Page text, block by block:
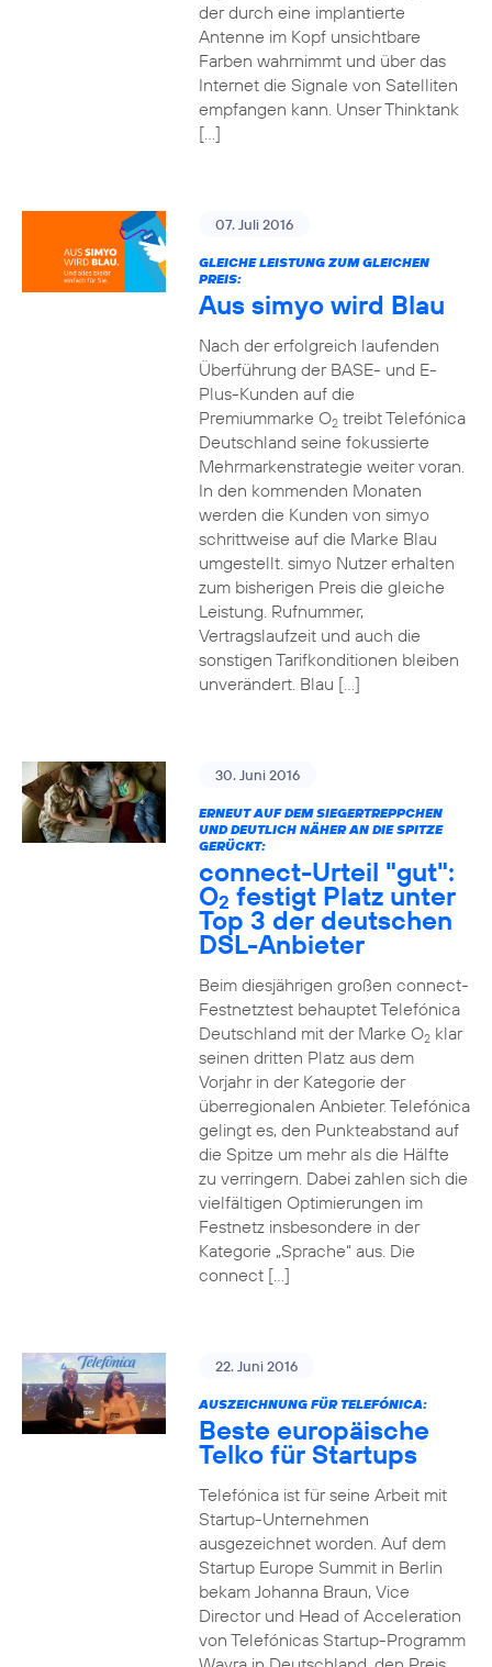
der durch eine implantierte
Antenne im Kopf unsichtbare
Farben wahrnimmt und über das
Internet die Signale von Satelliten
empfangen kann. Unser Thinktank
[…]
07. Juli 2016
GLEICHE LEISTUNG ZUM GLEICHEN
PREIS:
Aus simyo wird Blau
Nach der erfolgreich laufenden
Überführung der BASE- und E-
Plus-Kunden auf die
Premiummarke O2treibt Telefónica
Deutschland seine fokussierte
Mehrmarkenstrategie weiter voran.
In den kommenden Monaten
werden die Kunden von simyo
schrittweise auf die Marke Blau
umgestellt. simyo Nutzer erhalten
zum bisherigen Preis die gleiche
Leistung. Rufnummer,
Vertragslaufzeit und auch die
sonstigen Tarifkonditionen bleiben
unverändert. Blau […]
30. Juni 2016
ERNEUT AUF DEM SIEGERTREPPCHEN
UND DEUTLICH NÄHER AN DIE SPITZE
GERÜCKT:
connect-Urteil "gut":
O2 festigt Platz unter
Top 3 der deutschen
DSL-Anbieter
Beim diesjährigen großen connect-
Festnetztest behauptet Telefónica
Deutschland mit der Marke O2klar
seinen dritten Platz aus dem
Vorjahr in der Kategorie der
überregionalen Anbieter. Telefónica
gelingt es, den Punkteabstand auf
die Spitze um mehr als die Hälfte
zu verringern. Dabei zahlen sich die
vielfältigen Optimierungen im
Festnetz insbesondere in der
Kategorie „Sprache“ aus. Die
connect […]
22. Juni 2016
AUSZEICHNUNG FÜR TELEFÓNICA:
Beste europäische
Telko für Startups
Telefónica ist für seine Arbeit mit
Startup-Unternehmen
ausgezeichnet worden. Auf dem
Startup Europe Summit in Berlin
bekam Johanna Braun, Vice
Director und Head of Acceleration
von Telefónicas Startup-Programm